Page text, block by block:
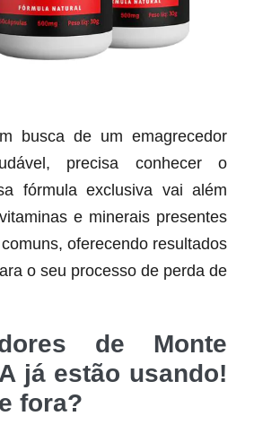
busca de um emagrecedor
precisa conhecer o
fórmula exclusiva vai além
e minerais presentes
oferecendo resultados
o seu processo de perda de
de Monte
já estão usando!
fora?